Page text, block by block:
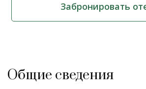
Общие сведения
Забронировать